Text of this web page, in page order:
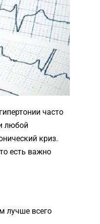
часто
любой
криз.
есть важно
лучше всего